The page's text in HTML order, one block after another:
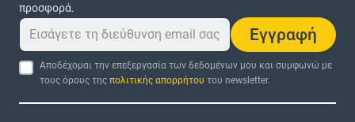
προσφορά.
Εγγραφή
Αποδέχομαι την επεξεργασία των δεδομένων μου και συμφωνώ με
τους όρους τηςπολιτικής απορρήτου του newsletter.